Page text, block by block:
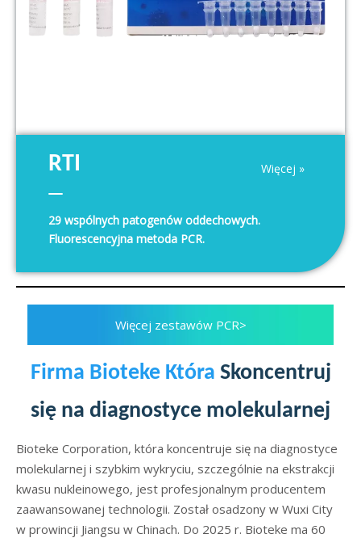
RTI Więcej »
29 wspólnych patogenów oddechowych.
Fluorescencyjna metoda PCR.
Więcej zestawów PCR>
Firma Bioteke Która Skoncentruj
się na diagnostyce molekularnej
Bioteke Corporation, która koncentruje się na diagnostyce
molekularnej i szybkim wykryciu, szczególnie na ekstrakcji
kwasu nukleinowego, jest profesjonalnym producentem
zaawansowanej technologii. Został osadzony w Wuxi City
w prowincji Jiangsu w Chinach. Do 2025 r. Bioteke ma 60